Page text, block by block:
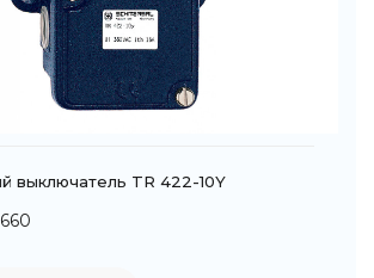
выключатель TR 422-10Y